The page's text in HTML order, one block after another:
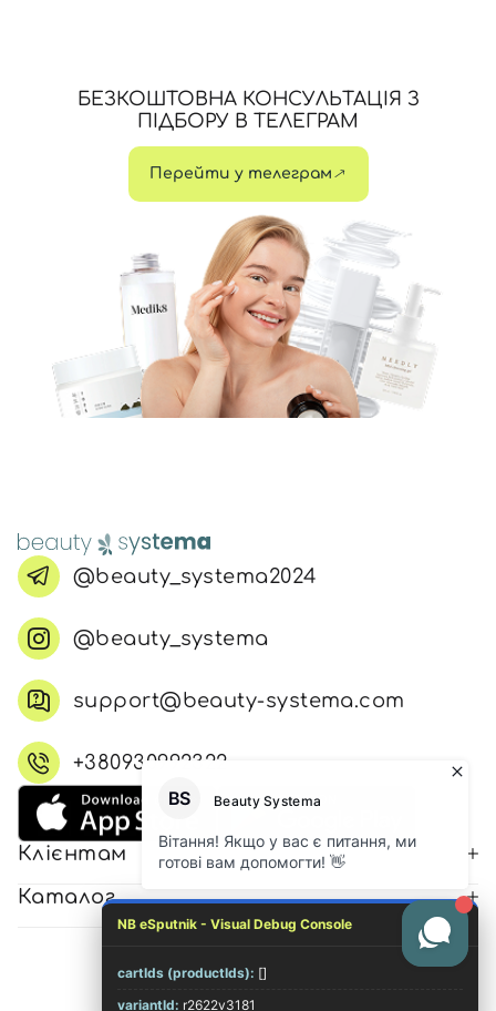
БЕЗКОШТОВНА КОНСУЛЬТАЦІЯ З
ПІДБОРУ В ТЕЛЕГРАМ
Перейти у телеграм
@beauty_systema2024
@beauty_systema
support@beauty-systema.com
+380930992322
Клієнтам
Каталог
© 2026 Всі права захищені
NB eSputnik - Visual Debug Console
cartIds (productIds): []
variantId: r2622v3181